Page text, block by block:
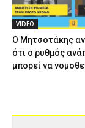
VIDEO
Ο Μητσοτάκης
ότι ο ρυθμός
μπορεί να